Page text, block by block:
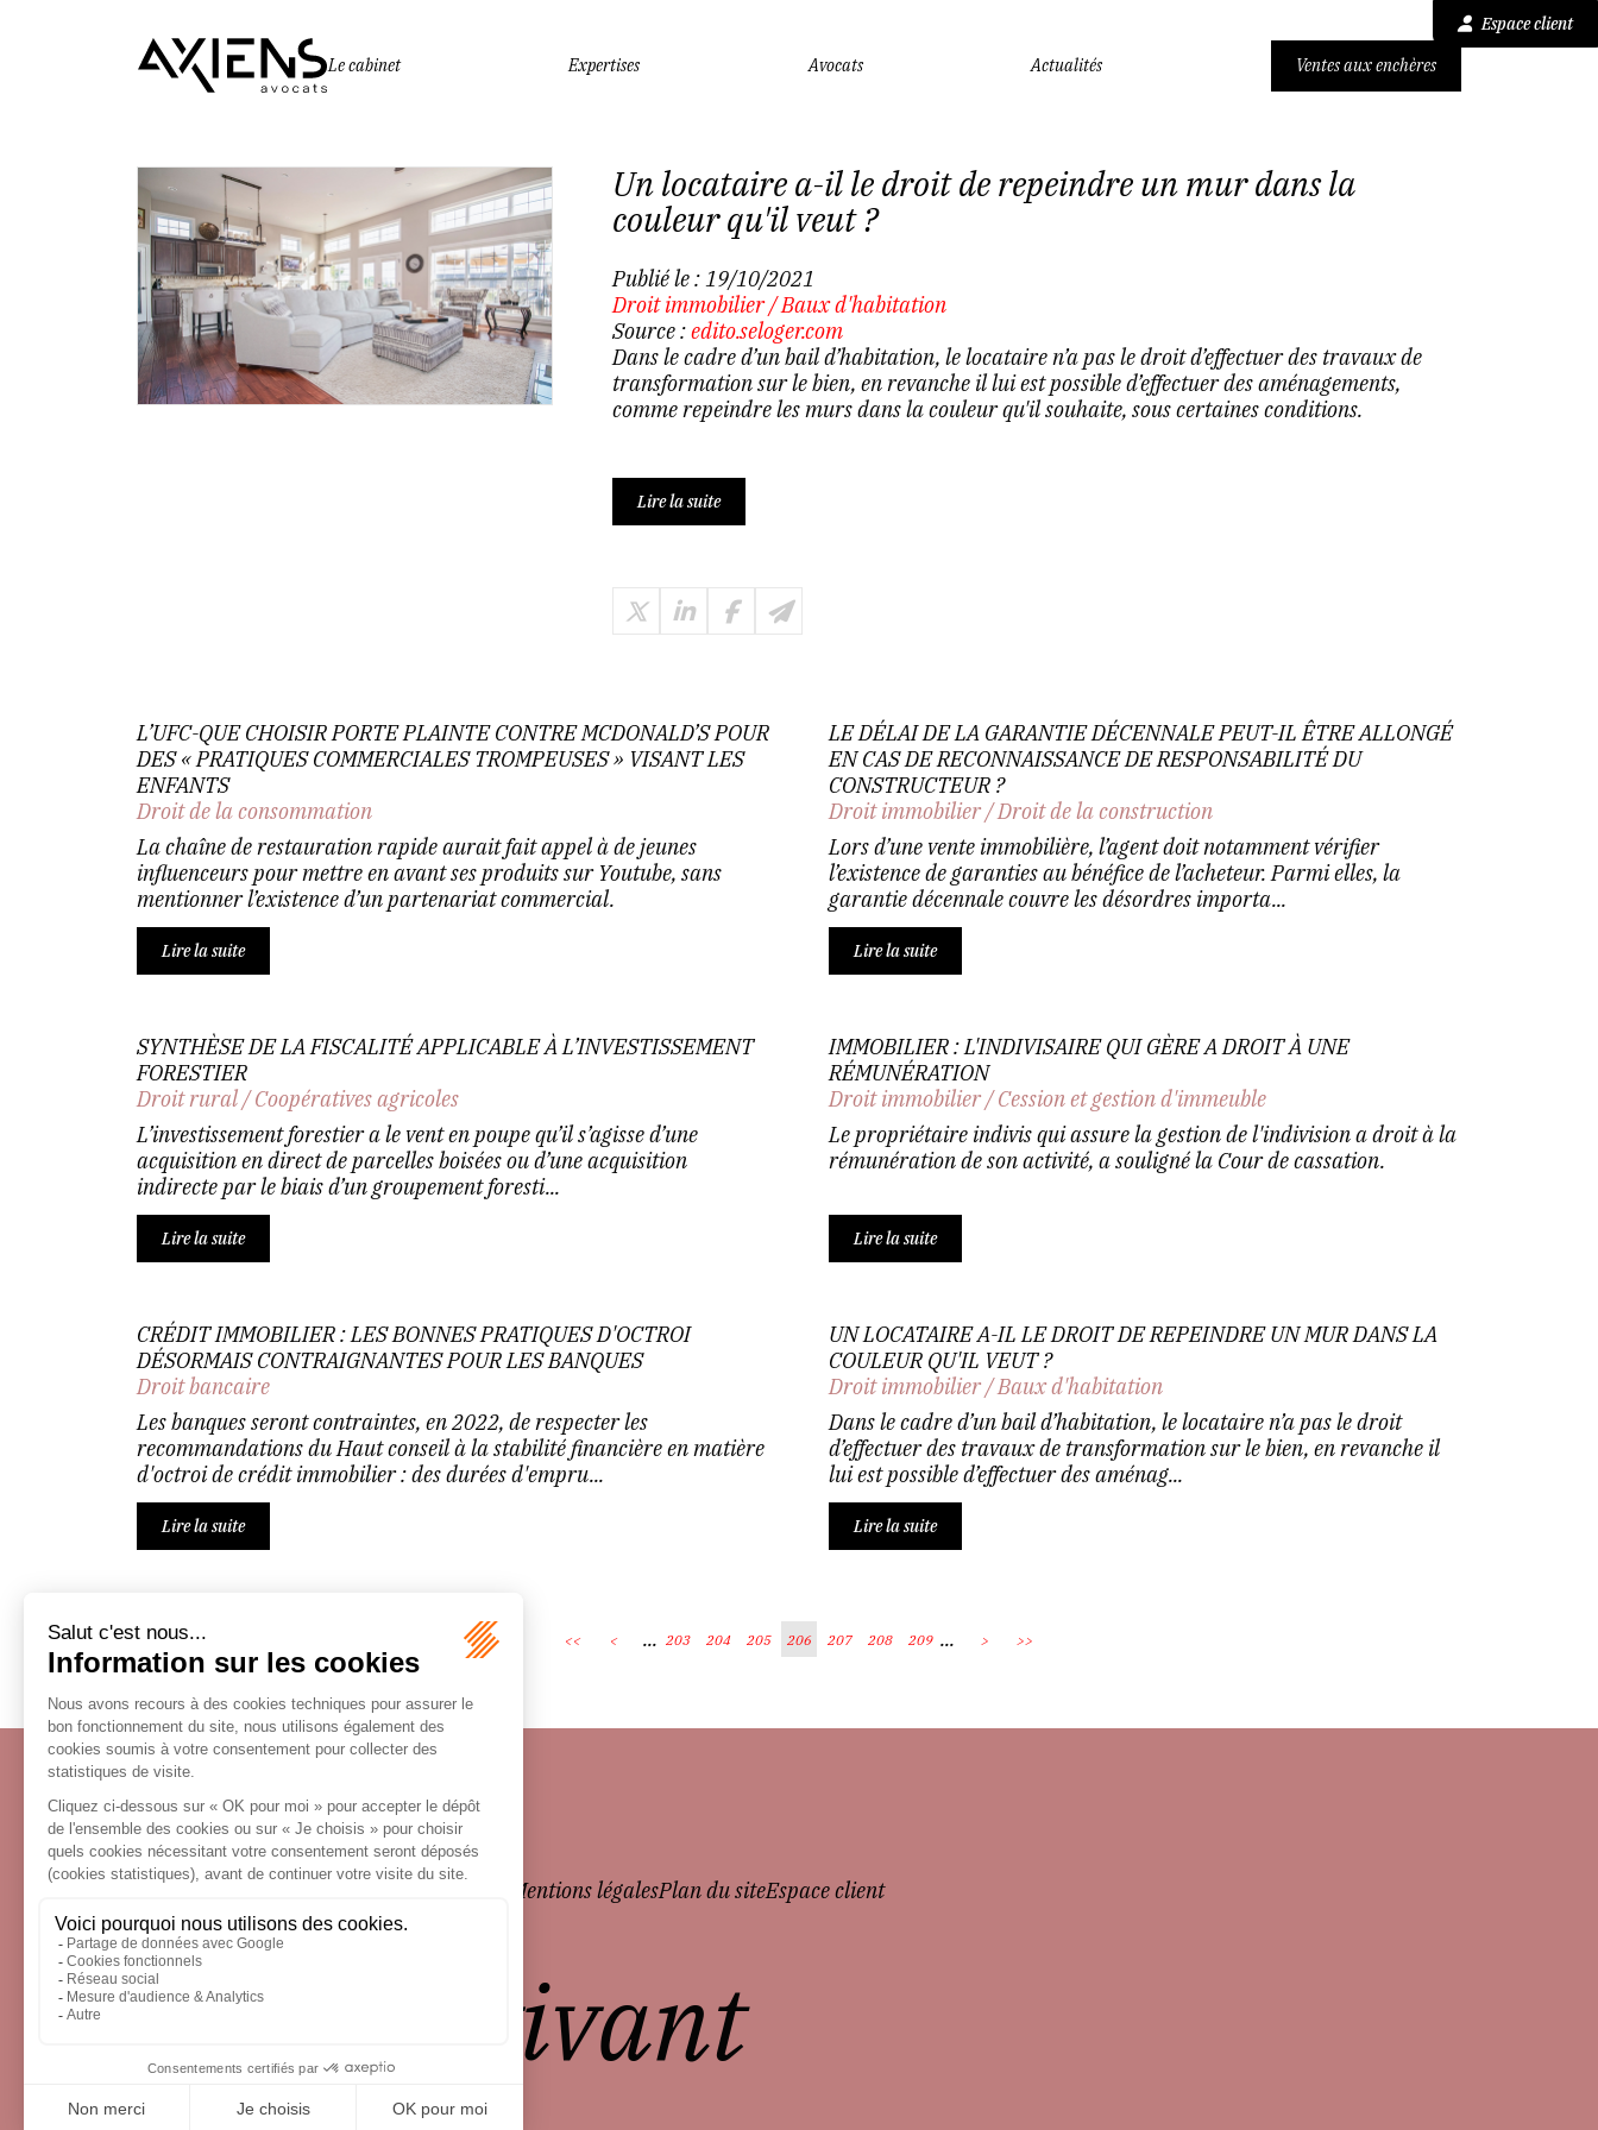
Espace client
Le cabinet
Expertises Avocats Actualités Ventes aux enchères
Un locataire a-il le droit de repeindre un mur dans la
couleur qu'il veut ?
Publié le :19/10/2021
Droit immobilier/Baux d'habitation
Source :edito.seloger.com
Dans le cadre d’un bail d’habitation, le locataire n’a pas le droit d’effectuer des travaux de
transformation sur le bien, en revanche il lui est possible d’effectuer des aménagements,
comme repeindre les murs dans la couleur qu'il souhaite, sous certaines conditions.
Lire la suite
L’UFC-QUE CHOISIR PORTE PLAINTE CONTRE MCDONALD’S POUR
DES « PRATIQUES COMMERCIALES TROMPEUSES » VISANT LES
ENFANTS
Droit de la consommation
La chaîne de restauration rapide aurait fait appel à de jeunes
influenceurs pour mettre en avant ses produits sur Youtube, sans
mentionner l’existence d’un partenariat commercial.
Lire la suite
LE DÉLAI DE LA GARANTIE DÉCENNALE PEUT-IL ÊTRE ALLONGÉ
EN CAS DE RECONNAISSANCE DE RESPONSABILITÉ DU
CONSTRUCTEUR ?
Droit immobilier/Droit de la construction
Lors d’une vente immobilière, l’agent doit notamment vérifier
l’existence de garanties au bénéfice de l’acheteur. Parmi elles, la
garantie décennale couvre les désordres importa...
Lire la suite
SYNTHÈSE DE LA FISCALITÉ APPLICABLE À L’INVESTISSEMENT
FORESTIER
Droit rural/Coopératives agricoles
L’investissement forestier a le vent en poupe qu’il s’agisse d’une
acquisition en direct de parcelles boisées ou d’une acquisition
indirecte par le biais d’un groupement foresti...
Lire la suite
IMMOBILIER : L'INDIVISAIRE QUI GÈRE A DROIT À UNE
RÉMUNÉRATION
Droit immobilier/Cession et gestion d'immeuble
Le propriétaire indivis qui assure la gestion de l'indivision a droit à la
rémunération de son activité, a souligné la Cour de cassation.
Lire la suite
CRÉDIT IMMOBILIER : LES BONNES PRATIQUES D'OCTROI
DÉSORMAIS CONTRAIGNANTES POUR LES BANQUES
Droit bancaire
Les banques seront contraintes, en 2022, de respecter les
recommandations du Haut conseil à la stabilité financière en matière
d'octroi de crédit immobilier : des durées d'empru...
Lire la suite
UN LOCATAIRE A-IL LE DROIT DE REPEINDRE UN MUR DANS LA
COULEUR QU'IL VEUT ?
Droit immobilier/Baux d'habitation
Dans le cadre d’un bail d’habitation, le locataire n’a pas le droit
d’effectuer des travaux de transformation sur le bien, en revanche il
lui est possible d’effectuer des aménag...
Lire la suite
<< < ... 203 204 205 206 207 208 209 ... > >>
Écosystème Mentions légalesPlan du siteEspace client
le droit vivant